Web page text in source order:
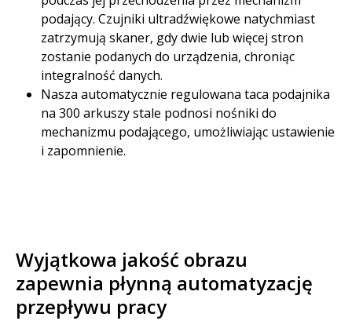
podający. Czujniki ultradźwiękowe natychmiast
zatrzymują skaner, gdy dwie lub więcej stron
zostanie podanych do urządzenia, chroniąc
integralność danych.
Nasza automatycznie regulowana taca podajnika
na 300 arkuszy stale podnosi nośniki do
mechanizmu podającego, umożliwiając ustawienie
i zapomnienie.​
Wyjątkowa jakość obrazu
zapewnia płynną automatyzację
przepływu pracy​